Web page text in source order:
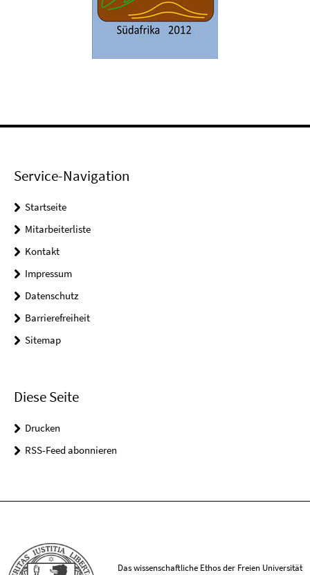
Service-Navigation
Startseite
Mitarbeiterliste
Kontakt
Impressum
Datenschutz
Barrierefreiheit
Sitemap
Diese Seite
Drucken
RSS-Feed abonnieren
Das wissenschaftliche Ethos der Freien Universität